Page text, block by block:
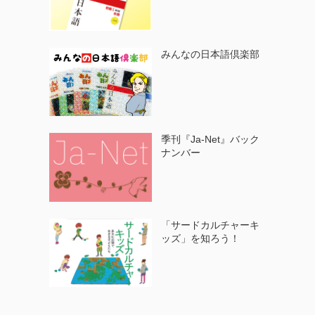
みんなの日本語倶楽部
季刊『Ja-Net』バック
ナンバー
「サードカルチャーキ
ッズ」を知ろう！